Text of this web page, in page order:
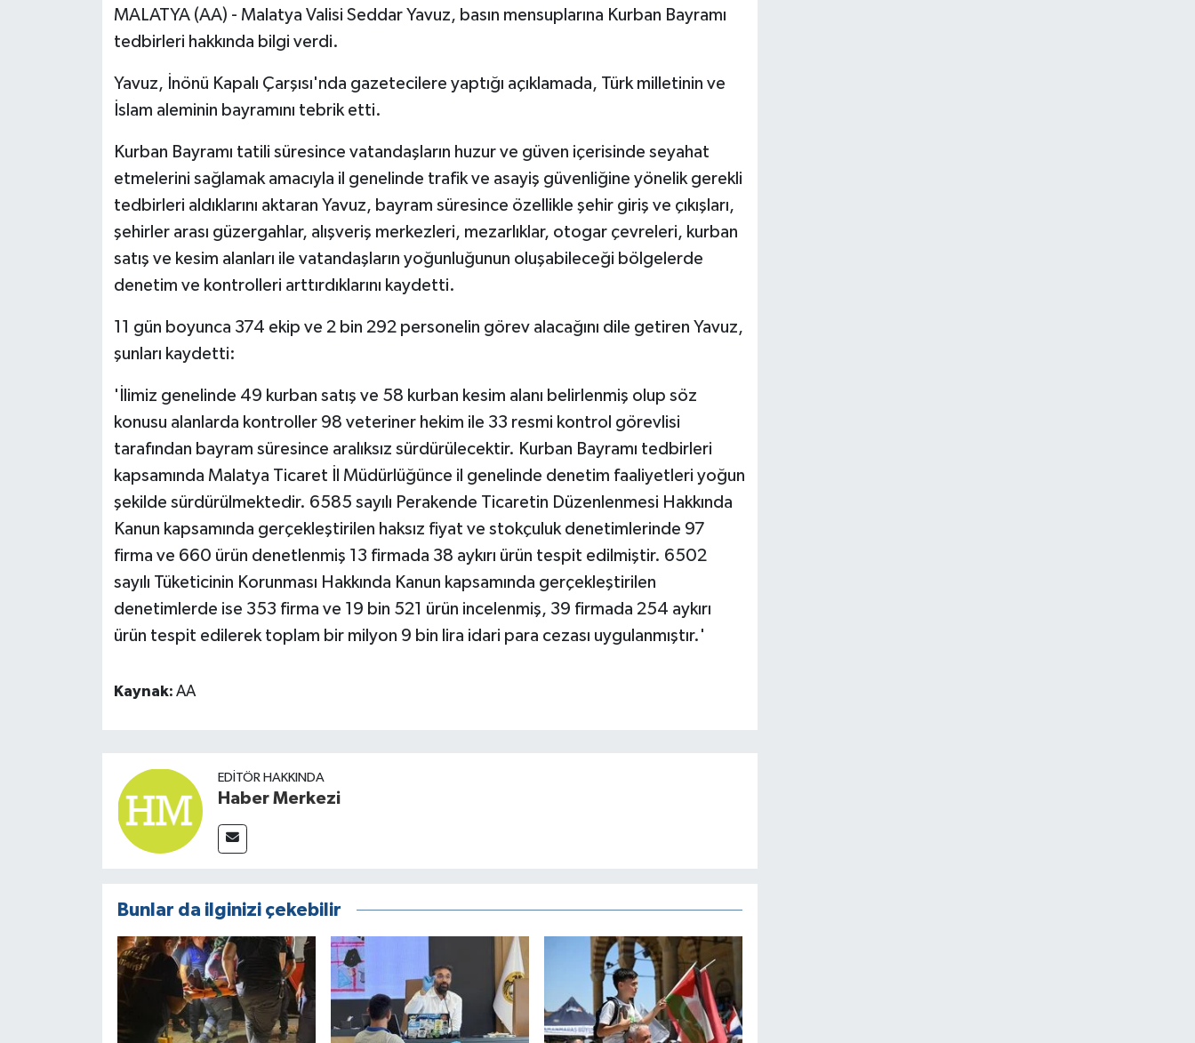
MALATYA (AA) - Malatya Valisi Seddar Yavuz, basın mensuplarına Kurban Bayramı
tedbirleri hakkında bilgi verdi.
Yavuz, İnönü Kapalı Çarşısı'nda gazetecilere yaptığı açıklamada, Türk milletinin ve
İslam aleminin bayramını tebrik etti.
Kurban Bayramı tatili süresince vatandaşların huzur ve güven içerisinde seyahat
etmelerini sağlamak amacıyla il genelinde trafik ve asayiş güvenliğine yönelik gerekli
tedbirleri aldıklarını aktaran Yavuz, bayram süresince özellikle şehir giriş ve çıkışları,
şehirler arası güzergahlar, alışveriş merkezleri, mezarlıklar, otogar çevreleri, kurban
satış ve kesim alanları ile vatandaşların yoğunluğunun oluşabileceği bölgelerde
denetim ve kontrolleri arttırdıklarını kaydetti.
11 gün boyunca 374 ekip ve 2 bin 292 personelin görev alacağını dile getiren Yavuz,
şunları kaydetti:
'İlimiz genelinde 49 kurban satış ve 58 kurban kesim alanı belirlenmiş olup söz
konusu alanlarda kontroller 98 veteriner hekim ile 33 resmi kontrol görevlisi
tarafından bayram süresince aralıksız sürdürülecektir. Kurban Bayramı tedbirleri
kapsamında Malatya Ticaret İl Müdürlüğünce il genelinde denetim faaliyetleri yoğun
şekilde sürdürülmektedir. 6585 sayılı Perakende Ticaretin Düzenlenmesi Hakkında
Kanun kapsamında gerçekleştirilen haksız fiyat ve stokçuluk denetimlerinde 97
firma ve 660 ürün denetlenmiş 13 firmada 38 aykırı ürün tespit edilmiştir. 6502
sayılı Tüketicinin Korunması Hakkında Kanun kapsamında gerçekleştirilen
denetimlerde ise 353 firma ve 19 bin 521 ürün incelenmiş, 39 firmada 254 aykırı
ürün tespit edilerek toplam bir milyon 9 bin lira idari para cezası uygulanmıştır.'
Kaynak: AA
EDITÖR HAKKINDA
Haber Merkezi
Bunlar da ilginizi çekebilir